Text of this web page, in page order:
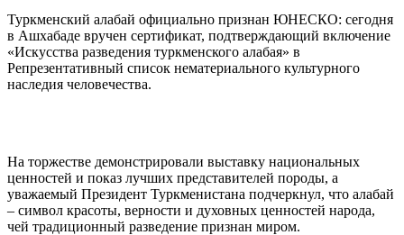
Туркменский алабай официально признан ЮНЕСКО: сегодня
в Ашхабаде вручен сертификат, подтверждающий включение
«Искусства разведения туркменского алабая» в
Репрезентативный список нематериального культурного
наследия человечества.
На торжестве демонстрировали выставку национальных
ценностей и показ лучших представителей породы, а
уважаемый Президент Туркменистана подчеркнул, что алабай
– символ красоты, верности и духовных ценностей народа,
чей традиционный разведение признан миром.